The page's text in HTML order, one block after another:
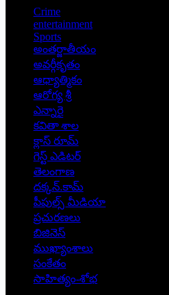
Crime
entertainment
Sports
అంతర్జాతీయం
అవర్గీకృతం
ఆధ్యాత్మికం
ఆరోగ్య శ్రీ
ఎన్నారై
కవితా శాల
క్లాస్ రూమ్
గెస్ట్ ఎడిటర్
తెలంగాణ
దక్కన్.కామ్
పీపుల్స్ ‌మీడియా
ప్రచురణలు
బిజినెస్
ముఖ్యాంశాలు
సంకేతం
సాహిత్యం-శోభ